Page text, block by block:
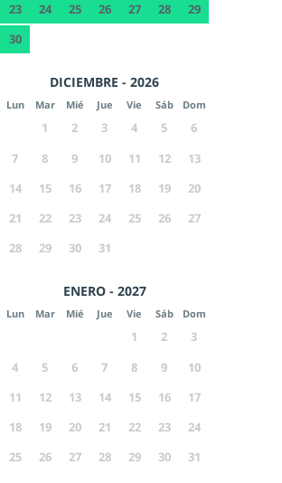
23
24 25 26 27 28
29
30
DICIEMBRE - 2026
Lun Mar Mié Jue Vie Sáb Dom
1 2 3 4 5
6
7
8 9 10 11 12
13
14
15 16 17 18 19
20
21
22 23 24 25 26
27
28
29 30 31
ENERO - 2027
Lun Mar Mié Jue Vie Sáb Dom
1 2
3
4
5 6 7 8 9
10
11
12 13 14 15 16
17
18
19 20 21 22 23
24
25
26 27 28 29 30 31